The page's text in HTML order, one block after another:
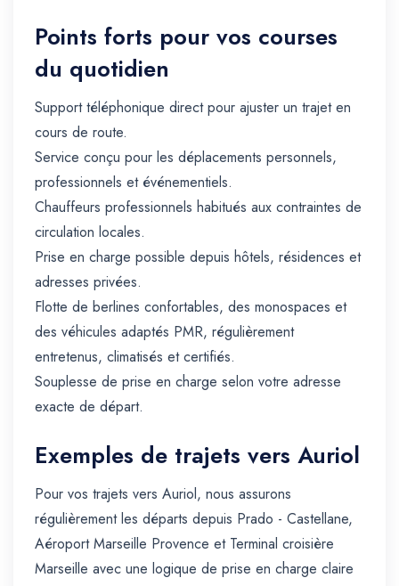
Points forts pour vos courses
du quotidien
Support téléphonique direct pour ajuster un trajet en
cours de route.
Service conçu pour les déplacements personnels,
professionnels et événementiels.
Chauffeurs professionnels habitués aux contraintes de
circulation locales.
Prise en charge possible depuis hôtels, résidences et
adresses privées.
Flotte de berlines confortables, des monospaces et
des véhicules adaptés PMR, régulièrement
entretenus, climatisés et certifiés.
Souplesse de prise en charge selon votre adresse
exacte de départ.
Exemples de trajets vers Auriol
Pour vos trajets vers Auriol, nous assurons
régulièrement les départs depuis Prado - Castellane,
Aéroport Marseille Provence et Terminal croisière
Marseille avec une logique de prise en charge claire